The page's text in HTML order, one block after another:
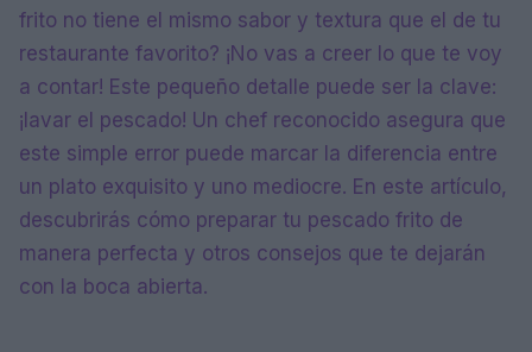
frito no tiene el mismo sabor y textura que el de tu
restaurante favorito? ¡No vas a creer lo que te voy
a contar! Este pequeño detalle puede ser la clave:
¡lavar el pescado! Un chef reconocido asegura que
este simple error puede marcar la diferencia entre
un plato exquisito y uno mediocre. En este artículo,
descubrirás cómo preparar tu pescado frito de
manera perfecta y otros consejos que te dejarán
con la boca abierta.